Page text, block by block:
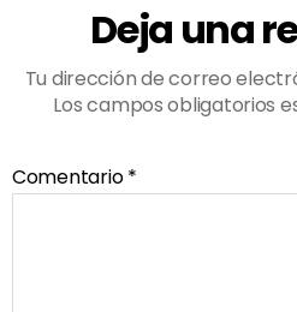
Deja una
Tu dirección de correo
Los campos obligatorios
Comentario*